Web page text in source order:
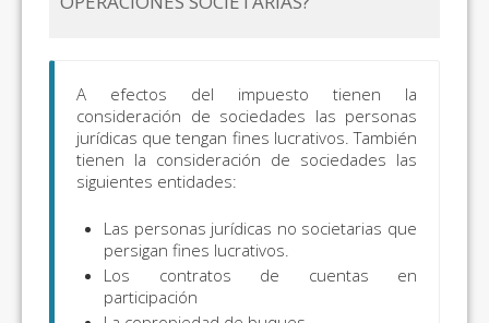
A efectos del impuesto tienen la
consideración de sociedades las personas
jurídicas que tengan fines lucrativos. También
tienen la consideración de sociedades las
siguientes entidades:
Las personas jurídicas no societarias que
persigan fines lucrativos.
Los contratos de cuentas en
participación